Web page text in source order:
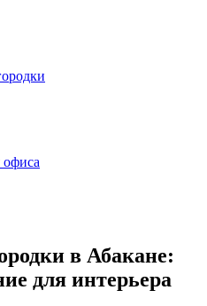
офиса
в Абакане:
для интерьера